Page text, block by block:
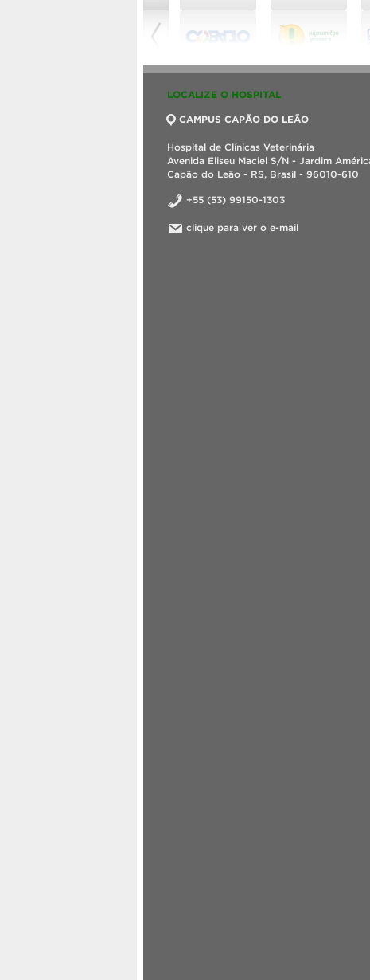
LOCALIZE O HOSPITAL
CAMPUS CAPÃO DO LEÃO
Hospital de Clínicas Veterinária
Avenida Eliseu Maciel S/N - Jardim
Capão do Leão - RS, Brasil - 96010-610
+55 (53) 99150-1303
clique para ver o e-mail